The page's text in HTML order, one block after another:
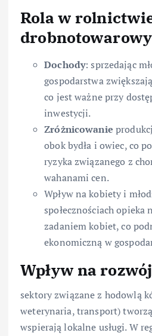
Rola w
Dochody: sprzedając
gospodarstwa
co jest ważne przy
inwestycji.
Zróżnicowanie
obok bydła i owiec, co
ryzyka związanego z
wahanami cen.
Wpływ na kobiety i
społecznościach opieka
zadaniem kobiet, co
ekonomiczną w
Wpływ na
sektory związane z hodowlą
weterynaria, transport)
wspierają lokalne usługi. W